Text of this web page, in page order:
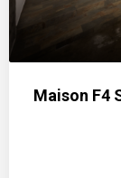
Maison F4